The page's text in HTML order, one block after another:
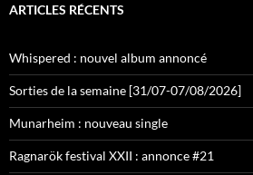
ARTICLES RÉCENTS
Whispered : nouvel album annoncé
Sorties de la semaine [31/07-07/08/2026]
Munarheim : nouveau single
Ragnarök festival XXII : annonce #21